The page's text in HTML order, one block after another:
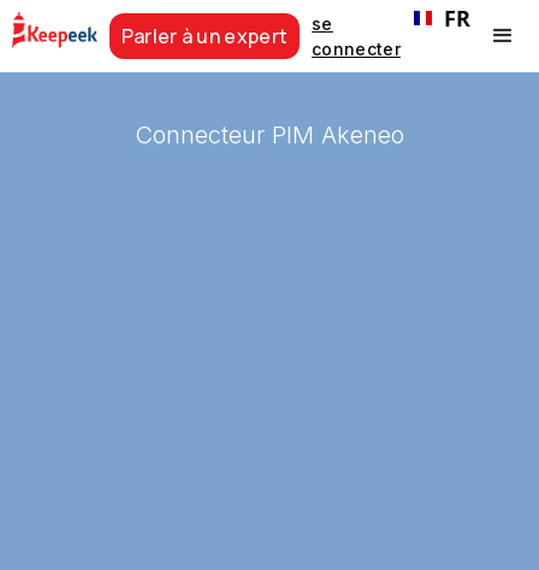
Parler à un expert
se
connecter
FR
Connecteur PIM Akeneo